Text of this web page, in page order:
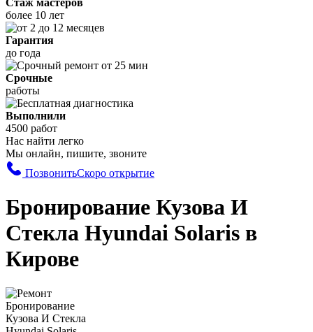
более 10 лет
Гарантия
до года
Срочные
работы
Выполнили
4500 работ
Нас найти легко
Мы онлайн, пишите, звоните
ПозвонитьСкоро открытие
Бронирование Кузова И
Стекла Hyundai Solaris в
Кирове